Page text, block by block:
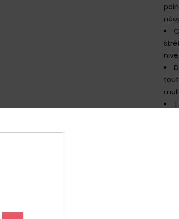
tout